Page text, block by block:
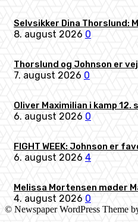
Selvsikker Dina Thorslund:
8. august 2026 0
Thorslund og Johnson er
7. august 2026 0
Oliver Maximilian i kamp 12.
6. august 2026 0
FIGHT WEEK: Johnson er
6. august 2026 4
Melissa Mortensen møder
4. august 2026 0
© Newspaper WordPress Theme